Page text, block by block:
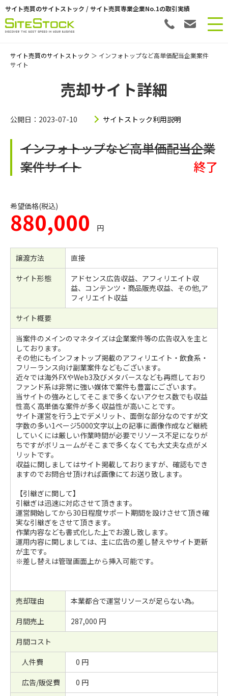
サイト売買のサイトストック / サイト売買専業企業No.1の取引実績
サイト売買のサイトストック ＞ インフォトップなど高単価配当企業案件
サイト
売却サイト詳細
公開日：2023-07-10 サイトストック利用説明
インフォトップなど高単価配当企業
案件サイト
終了
希望価格(税込)
880,000 円
譲渡方法
直接
サイト形態
アドセンス広告収益、アフィリエイト収
益、コンテンツ・商品販売収益、その他,ア
フィリエイト収益
サイト概要
当案件のメインのマネタイズは企業案件等の広告収入を主と
しております。
その他にもインフォトップ掲載のアフィリエイト・飲食系・
フリーランス向け副業案件などもございます。
近々では海外FXやWeb3及びメタバースなども再燃しており
ファンド系は非常に強い媒体で案件も豊富にございます。
当サイトの強みとしてそこまで多くないアクセス数でも収益
性高く高単価な案件が多く収益性が高いことです。
サイト運営を行う上でデメリット、面倒な部分なのですが文
字数の多い1ページ5000文字以上の記事に画像作成など継続
していくには厳しい作業時間が必要でリソース不足になりが
ちですがボリュームがそこまで多くなくても大丈夫な点がメ
リットです。
収益に関しましてはサイト掲載しておりますが、確認もでき
ますのでお問合せ頂ければ画像にてお送り致します。
【引継ぎに関して】
引継ぎは迅速に対応させて頂きます。
運営開始してから30日程度サポート期間を設けさせて頂き確
実な引継ぎをさせて頂きます。
作業内容なども書式化した上でお渡し致します。
運用内容に関しましては、主に広告の差し替えやサイト更新
が主です。
※差し替えは管理画面上から挿入可能です。
売却理由
本業都合で運営リソースが足らない為。
月間売上
287,000 円
月間コスト
人件費
0 円
広告/販促費
0 円